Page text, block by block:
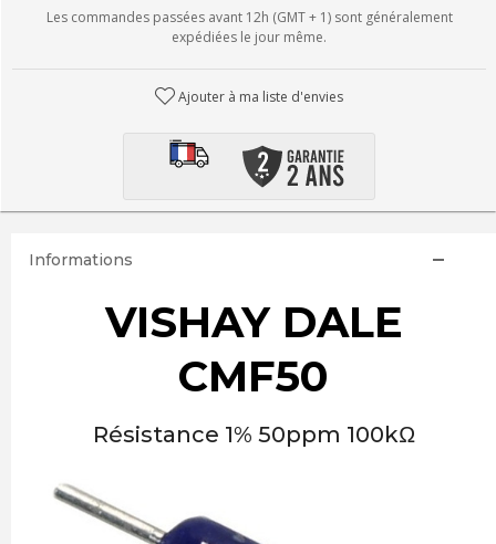
Les commandes passées avant 12h (GMT + 1) sont généralement
expédiées le jour même.
Ajouter à ma liste d'envies
Informations
VISHAY DALE
CMF50
Résistance 1% 50ppm 100kΩ